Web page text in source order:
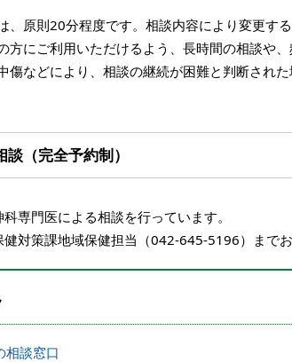
、原則20分程度です。相談内容により変更する
方にご利用いただけるよう、長時間の相談や、
傷などにより、相談の継続が困難と判断され
（完全予約制）
専門医による相談を行っています。
対策課地域保健担当（042‐645‐5196）まで
相談窓口